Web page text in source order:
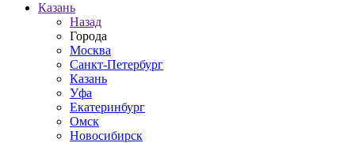
Казань
Назад
Города
Москва
Санкт-Петербург
Казань
Уфа
Екатеринбург
Омск
Новосибирск